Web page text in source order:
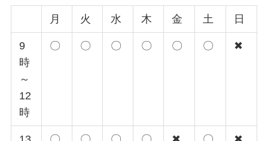
月 火 水 木 金 土 日
9
時
～
12
時
〇 〇 〇 〇 〇 〇 ✖